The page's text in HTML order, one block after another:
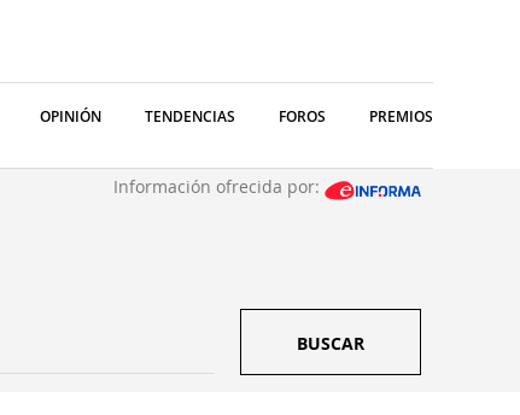
OPINIÓN TENDENCIAS FOROS PREMIOS
Información ofrecida por:
BUSCAR